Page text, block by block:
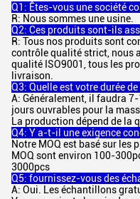
Q1: Êtes-vous une société
R: Nous sommes une usine.
Q2: Ces produits sont-ils
R: Tous nos produits sont
contrôle qualité strict, nous
qualité ISO9001, tous les
livraison.
Q3: Quelle est votre durée
A: Généralement, il faudra
jours ouvrables pour la
La production dépend de la
Q4: Y a-t-il une exigence
Notre MOQ est basé sur
MOQ sont environ 100-
3000pcs
Q5: fournissez-vous des
A: Oui. Les échantillons